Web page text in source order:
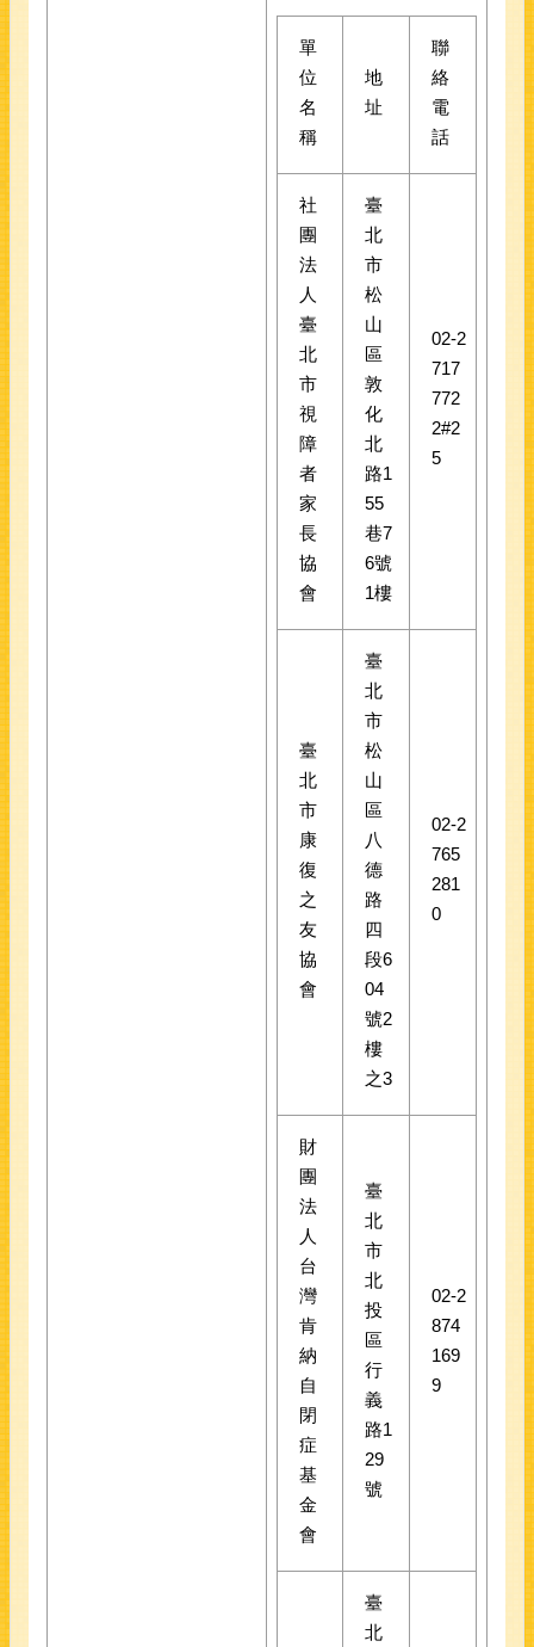
單
位
名
稱
地
址
聯
絡
電
話
社
團
法
人
臺
北
市
視
障
者
家
長
協
會
臺
北
市
松
山
區
敦
化
北
路1
55
巷7
6號
1樓
02-2
717
772
2#2
5
臺
北
市
康
復
之
友
協
會
臺
北
市
松
山
區
八
德
路
四
段6
04
號2
樓
之3
02-2
765
281
0
財
團
法
人
台
灣
肯
納
自
閉
症
基
金
會
臺
北
市
北
投
區
行
義
路1
29
號
02-2
874
169
9
臺
北